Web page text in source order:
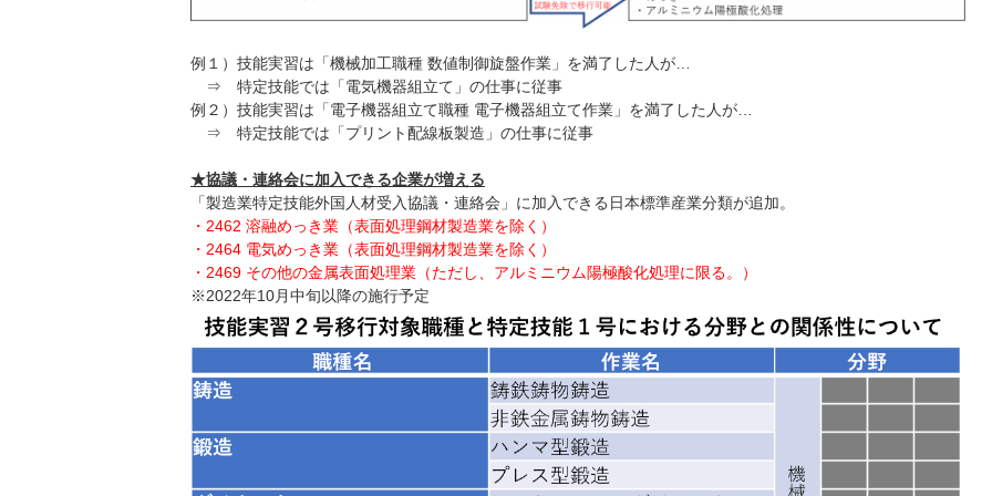
例１）技能実習は「機械加工職種 数値制御旋盤作業」を満了した人が…
⇒ 特定技能では「電気機器組立て」の仕事に従事
例２）技能実習は「電子機器組立て職種 電子機器組立て作業」を満了した人が…
⇒ 特定技能では「プリント配線板製造」の仕事に従事
★協議・連絡会に加入できる企業が増える
「製造業特定技能外国人材受入協議・連絡会」に加入できる日本標準産業分類が追加。
・2462 溶融めっき業（表面処理鋼材製造業を除く）
・2464 電気めっき業（表面処理鋼材製造業を除く）
・2469 その他の金属表面処理業（ただし、アルミニウム陽極酸化処理に限る。）
※2022年10月中旬以降の施行予定